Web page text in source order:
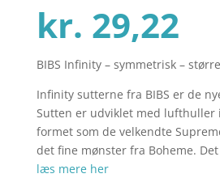
kr. 29,22
BIBS Infinity – symmetrisk –
Infinity sutterne fra BIBS er de
Sutten er udviklet med lufthuller
formet som de velkendte
det fine mønster fra Boheme.
læs mere her